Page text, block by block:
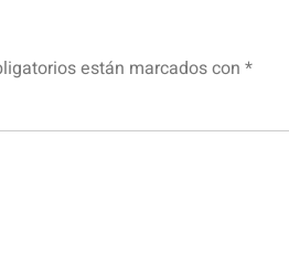
están marcados con *